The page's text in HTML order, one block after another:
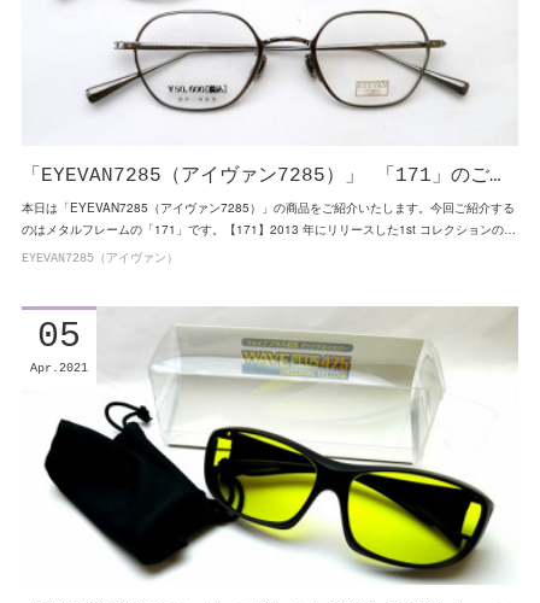
「EYEVAN7285（アイヴァン7285）」 「171」のご…
本日は「EYEVAN7285（アイヴァン7285）」の商品をご紹介いたします。今回ご紹介する
のはメタルフレームの「171」です。【171】2013 年にリリースした1st コレクションの…
EYEVAN7285（アイヴァン）
05
Apr 2021